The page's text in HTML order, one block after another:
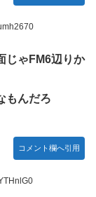
じゃFM6辺りか
もんだろ
コメント欄へ引用